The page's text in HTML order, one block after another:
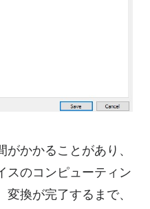
かかることがあり、
スのコンピューティン
換が完了するまで、